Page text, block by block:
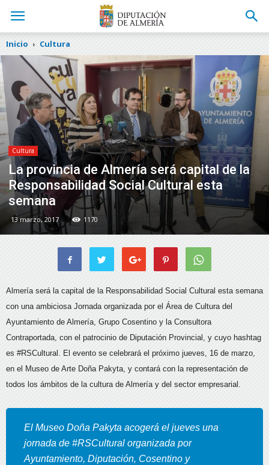
Inicio Cultura
Cultura
La provincia de Almería será capital de la
Responsabilidad Social Cultural esta
semana
13 marzo, 2017 1170
Almería será la capital de la Responsabilidad Social Cultural esta semana
con una ambiciosa Jornada organizada por el Área de Cultura del
Ayuntamiento de Almería, Grupo Cosentino y la Consultora
Contraportada, con el patrocinio de Diputación Provincial, y cuyo hashtag
es #RSCultural. El evento se celebrará el próximo jueves, 16 de marzo,
en el Museo de Arte Doña Pakyta, y contará con la representación de
todos los ámbitos de la cultura de Almería y del sector empresarial.
El Museo Doña Pakyta acogerá el jueves una
jornada de #RSCultural organizada por
Ayuntamiento, Diputación, Cosentino y